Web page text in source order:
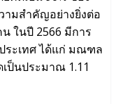
มสำคัญอย่างยิ่งต่อ
ในปี 2566 มีการ
ระเทศ ได้แก่ มณฑล
ป็นประมาณ 1.11